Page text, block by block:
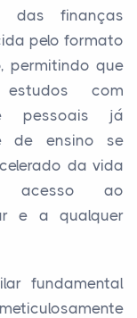
das finanças
pelo formato
permitindo que
com
pessoais já
de ensino se
da vida
acesso ao
e a qualquer
fundamental